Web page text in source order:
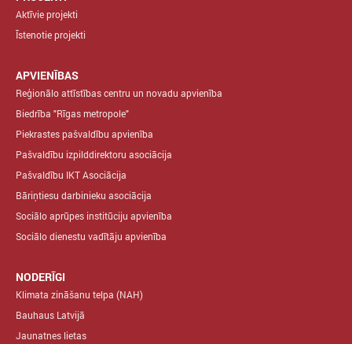
Aktīvie projekti
Īstenotie projekti
APVIENĪBAS
Reģionālo attīstības centru un novadu apvienība
Biedrība "Rīgas metropole"
Piekrastes pašvaldību apvienība
Pašvaldību izpilddirektoru asociācija
Pašvaldību IKT Asociācija
Bāriņtiesu darbinieku asociācija
Sociālo aprūpes institūciju apvienība
Sociālo dienestu vadītāju apvienība
NODERĪGI
Klimata zināšanu telpa (NAH)
Bauhaus Latvijā
Jaunatnes lietas